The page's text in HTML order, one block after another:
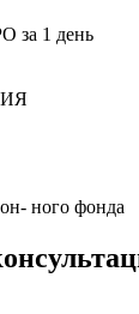
за 1 день
ного фонда